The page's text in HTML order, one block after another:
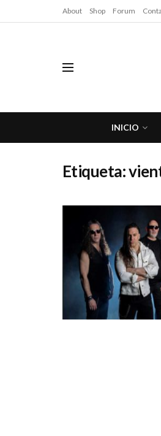
About Shop Forum
INICIO
Etiqueta: